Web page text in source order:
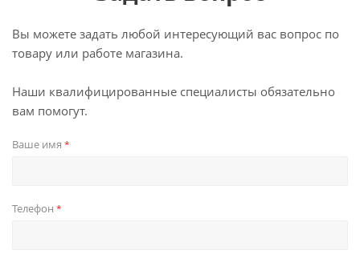
Вы можете задать любой интересующий вас вопрос по
товару или работе магазина.
Наши квалифицированные специалисты обязательно
вам помогут.
Ваше имя *
Телефон *